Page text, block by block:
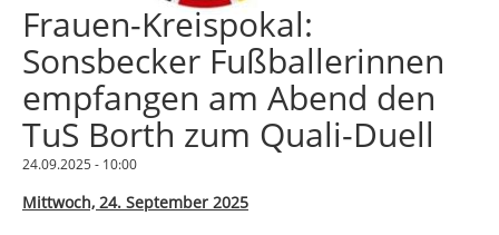
Frauen-Kreispokal:
Sonsbecker Fußballerinnen
empfangen am Abend den
TuS Borth zum Quali-Duell
24.09.2025 - 10:00
Mittwoch, 24. September 2025